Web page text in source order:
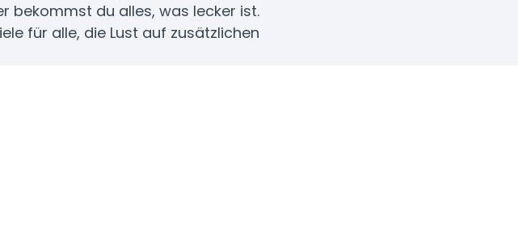
bekommst du alles, was lecker ist.
für alle, die Lust auf zusätzlichen